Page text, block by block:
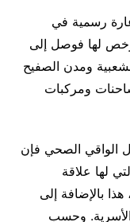
رسمية في
لها فوصل إلى
الشعبية ومدن الصفيح
ومركبات
الواقي الصحي فإن
لها علاقة
بالإضافة إلى
الأسرية. وحسب